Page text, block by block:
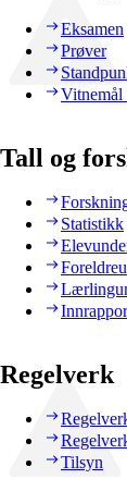
Eksamen
Prøver
Vitnemål
Tall og
Statistikk
Regelverk
Tilsyn